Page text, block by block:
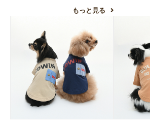
もっと見る